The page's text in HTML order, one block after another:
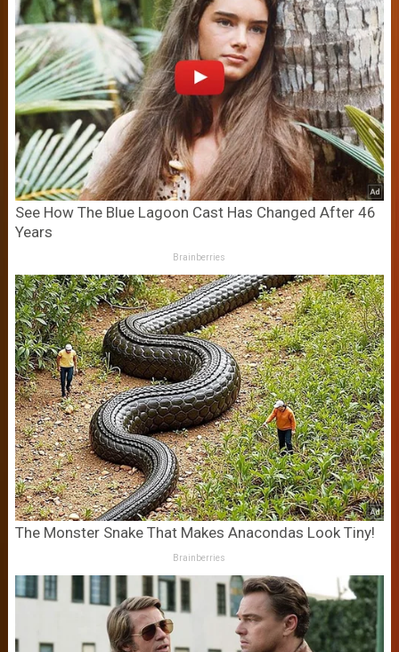
See How The Blue Lagoon Cast Has Changed After 46
Years
Brainberries
The Monster Snake That Makes Anacondas Look Tiny!
Brainberries